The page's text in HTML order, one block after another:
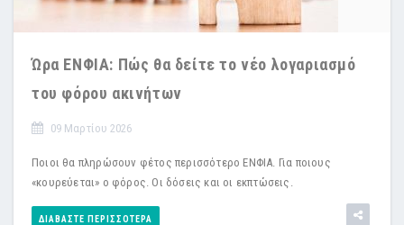
Ώρα ΕΝΦΙΑ: Πώς θα δείτε το νέο λογαριασμό
του φόρου ακινήτων
09 Μαρτίου 2026
Ποιοι θα πληρώσουν φέτος περισσότερο ΕΝΦΙΑ. Για ποιους
«κουρεύεται» ο φόρος. Οι δόσεις και οι εκπτώσεις.
ΔΙΑΒΆΣΤΕ ΠΕΡΙΣΣΌΤΕΡΑ